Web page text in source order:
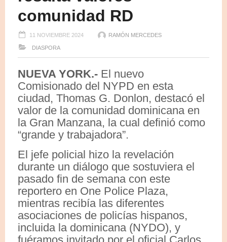
comunidad RD
11 NOVIEMBRE 2024 RAMÓN MERCEDES
DIASPORA
NUEVA YORK.- El nuevo
Comisionado del NYPD en esta
ciudad, Thomas G. Donlon, destacó el
valor de la comunidad dominicana en
la Gran Manzana, la cual definió como
“grande y trabajadora”.
El jefe policial hizo la revelación
durante un diálogo que sostuviera el
pasado fin de semana con este
reportero en One Police Plaza,
mientras recibía las diferentes
asociaciones de policías hispanos,
incluida la dominicana (NYDO), y